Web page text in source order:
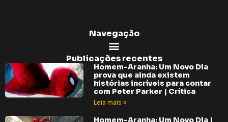
Navegação
Publicações recentes
Homem-Aranha: Um Novo Dia
prova que ainda existem
histórias incríveis para contar
com Peter Parker | Crítica
Leia mais »
Homem-Aranha: Um Novo Dia |